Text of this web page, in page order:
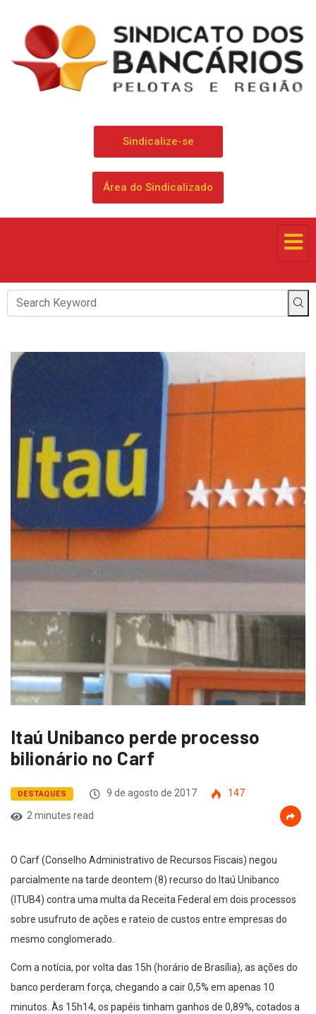
Sindicalize-se
Área do Sindicalizado
Itaú Unibanco perde processo
bilionário no Carf
DESTAQUES 9 de agosto de 2017
147
2 minutes read
O Carf (Conselho Administrativo de Recursos Fiscais) negou
parcialmente na tarde deontem (8) recurso do Itaú Unibanco
(ITUB4) contra uma multa da Receita Federal em dois processos
sobre usufruto de ações e rateio de custos entre empresas do
mesmo conglomerado.
Com a notícia, por volta das 15h (horário de Brasília), as ações do
banco perderam força, chegando a cair 0,5% em apenas 10
minutos. Às 15h14, os papéis tinham ganhos de 0,89%, cotados a